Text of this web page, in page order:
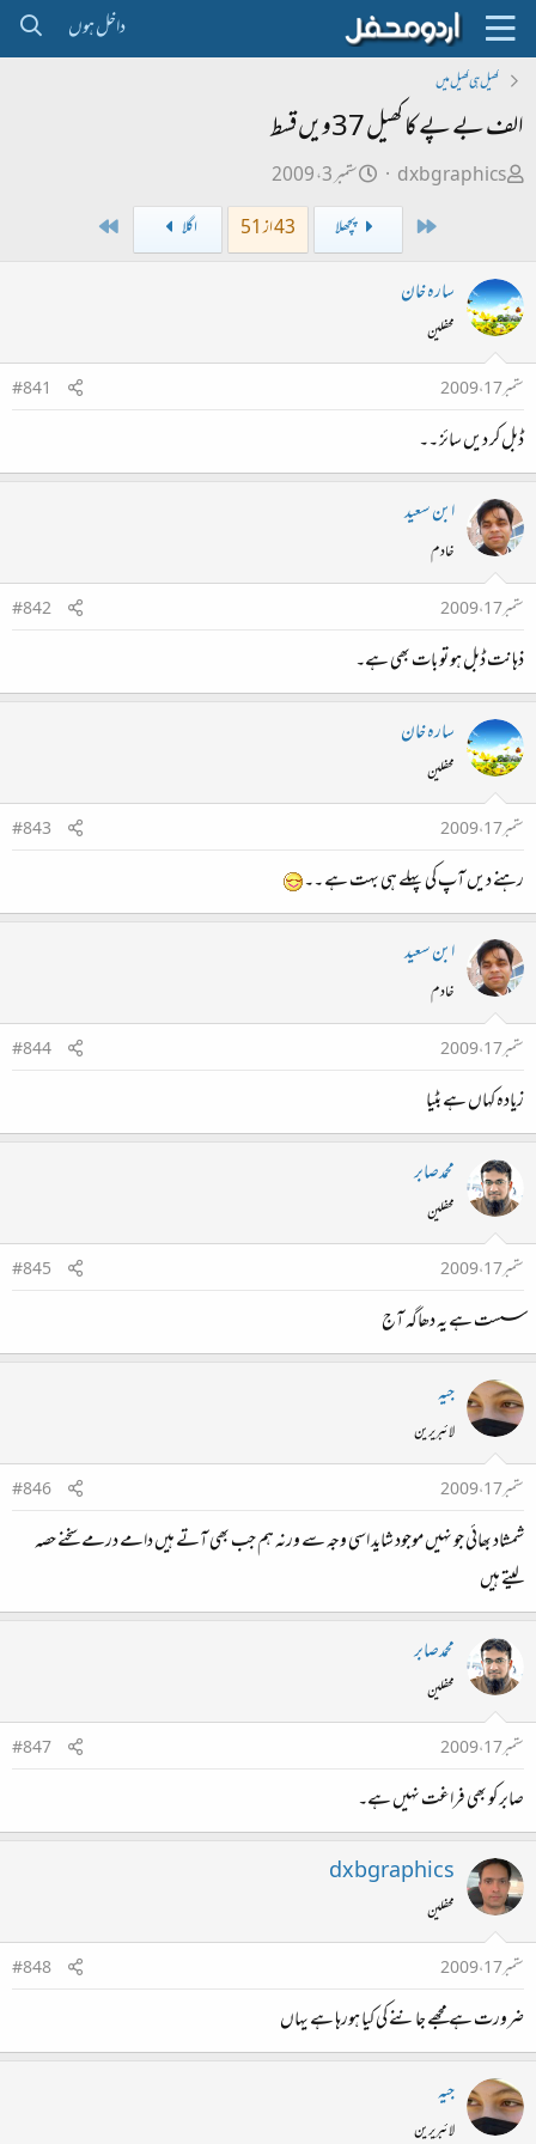
داخل ہوں
کھیل ہی کھیل میں
الف بے پے کا کھیل 37ویں قسط ‏
ص
ب
ل
ڑ
ی
dxbgraphics
ت
ا
ر
ا
ستمبر 3، 2009
پچھلا 43 از 51 اگلا
سارہ خان
محفلین
ستمبر 17، 2009
#841
ڈبل کر دیں سائز ۔۔
ابن سعید
خادم
ستمبر 17، 2009
#842
ذہانت ڈبل ہو تو بات بھی ہے۔
سارہ خان
محفلین
ستمبر 17، 2009
#843
رہنے دیں آپ کی پہلے ہی بہت ہے ۔۔
ابن سعید
خادم
ستمبر 17، 2009
#844
زیادہ کہاں ہے بٹیا
محمدصابر
محفلین
ستمبر 17، 2009
#845
سست ہے یہ دھاگہ آج
جیہ
لائبریرین
ستمبر 17، 2009
#846
شمشاد بھائی جو نہیں موجود شاید اسی وجہ سے ورنہ ہم جب بھی آتے ہیں دامے درمے سخنے حصہ
لیتے ہیں
محمدصابر
محفلین
ستمبر 17، 2009
#847
صابر کو بھی فراغت نہیں ہے۔
dxbgraphics
محفلین
ستمبر 17، 2009
#848
ضرورت ہے مجھے جاننے کی کیا ہورہا ہے یہاں
جیہ
لائبریرین